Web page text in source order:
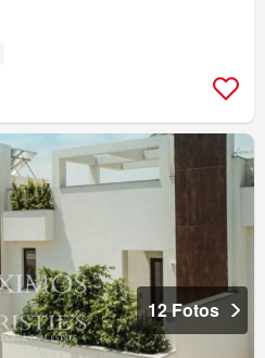
12 Fotos